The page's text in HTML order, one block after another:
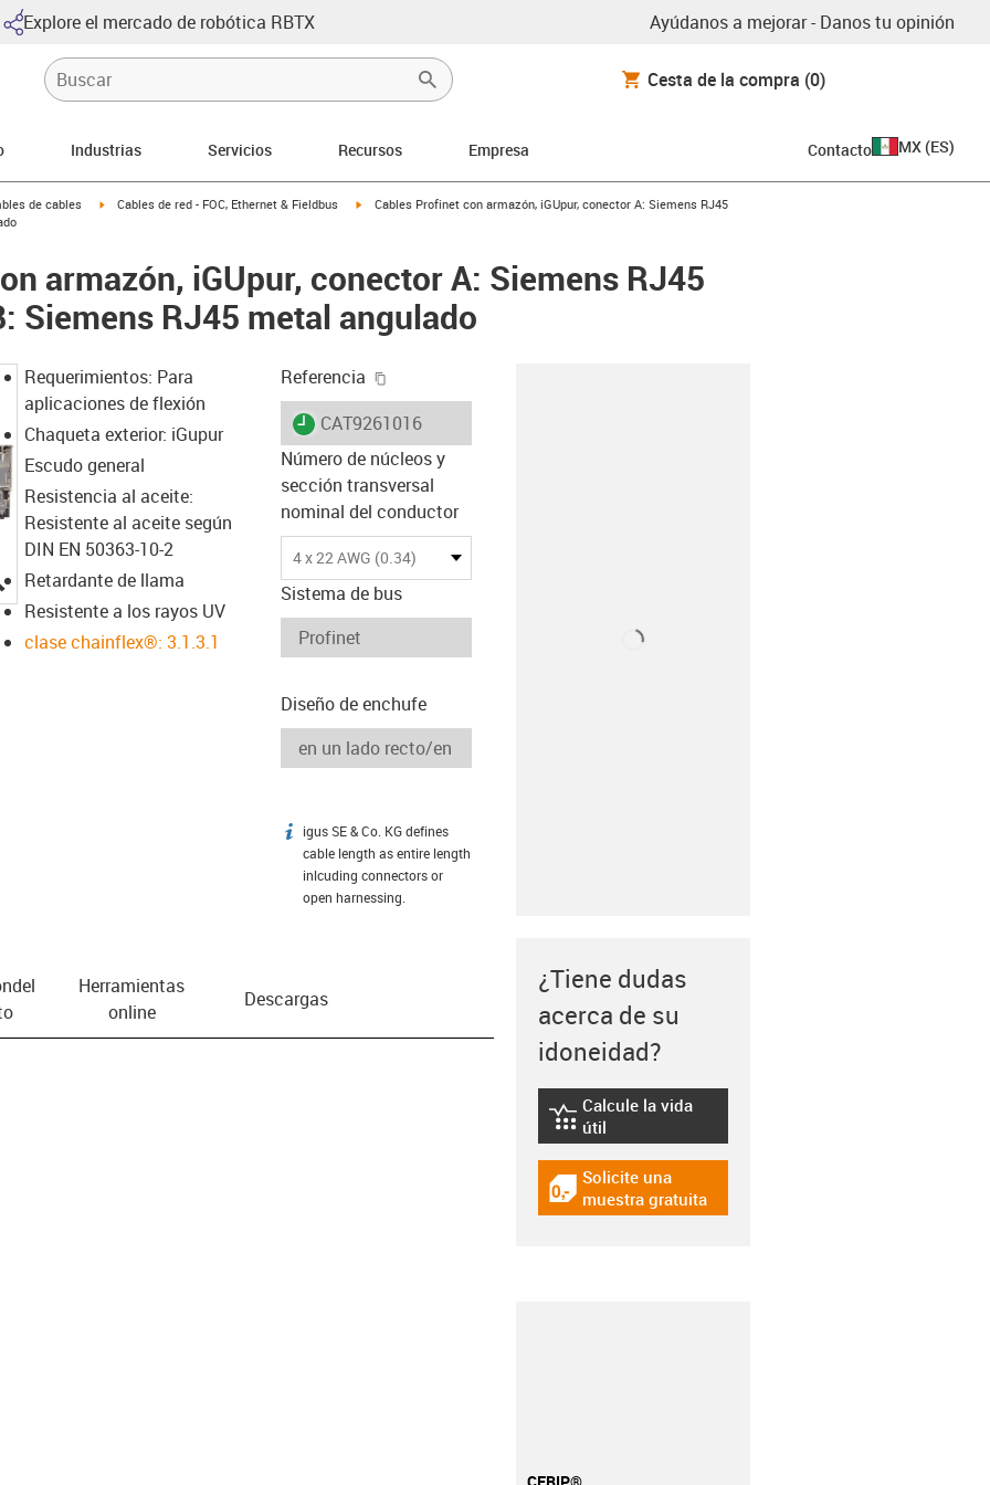
Explore el mercado de robótica RBTX Ayúdanos a mejorar - Danos tu opinión
Cesta de la compra (0)
Industrias Servicios Recursos Empresa Contacto MX (ES)
right
de cables igus-icon-arrow-right
Cables de red - FOC, Ethernet & Fieldbus igus-icon-arrow-right
Cables Profinet con armazón, iGUpur, conector A: Siemens RJ45
armazón, iGUpur, conector A: Siemens RJ45
Siemens RJ45 metal angulado
igus-icon-lupe
Requerimientos: Para
aplicaciones de flexión
Chaqueta exterior: iGupur
Escudo general
Resistencia al aceite:
Resistente al aceite según
DIN EN 50363-10-2
Retardante de llama
Resistente a los rayos UV
clase chainflex®: 3.1.3.1
Referencia
igus-icon-lieferzeit
CAT9261016
Número de núcleos y
sección transversal
nominal del conductor
4 x 22 AWG (0.34)
Sistema de bus
Diseño de enchufe
igus-icon-info
igus SE & Co. KG defines
cable length as entire length
inlcuding connectors or
open harnessing.
Herramientas
online
Descargas
¿Tiene dudas
acerca de su
idoneidad?
igus-icon-lebensdauerrechner
Calcule la vida
útil
igus-icon-gratismuster
Solicite una
muestra gratuita
CFRIP®